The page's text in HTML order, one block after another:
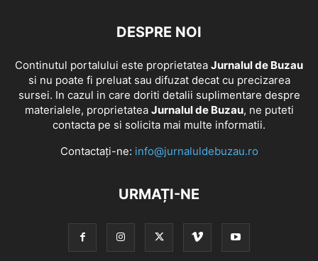
DESPRE NOI
Continutul portalului este proprietatea Jurnalul de Buzau
si nu poate fi preluat sau difuzat decat cu precizarea
sursei. In cazul in care doriti detalii suplimentare despre
materialele, proprietatea Jurnalul de Buzau, ne puteti
contacta pe si solicita mai multe informatii.
Contactați-ne: info@jurnaluldebuzau.ro
URMAȚI-NE